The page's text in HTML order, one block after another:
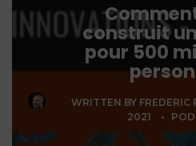
construit
pour 500
WRITTEN BY FREDERIC
2021
•